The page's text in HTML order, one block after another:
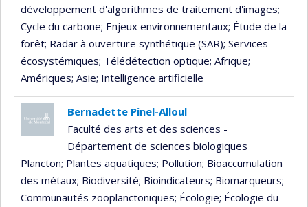
développement d'algorithmes de traitement d'images;
Cycle du carbone; Enjeux environnementaux; Étude de la
forêt; Radar à ouverture synthétique (SAR); Services
écosystémiques; Télédétection optique; Afrique;
Amériques; Asie; Intelligence artificielle
Bernadette Pinel-Alloul
Faculté des arts et des sciences -
Département de sciences biologiques
Plancton; Plantes aquatiques; Pollution; Bioaccumulation
des métaux; Biodiversité; Bioindicateurs; Biomarqueurs;
Communautés zooplanctoniques; Écologie; Écologie du